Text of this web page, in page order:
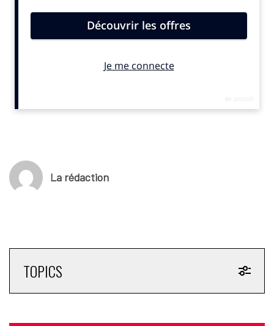
a elle aussi performé avec 1,4 million de visiteurs uniques, 9,6
millions de pages vues et 5,5 millions de vidéos lancées.
La rédaction
TOPICS